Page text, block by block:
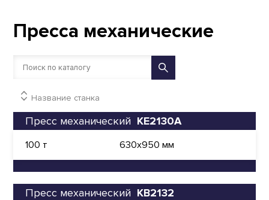
Пресса механические
Название станка
Пресс механический КЕ2130А
100 т 630х950 мм
Пресс механический КВ2132